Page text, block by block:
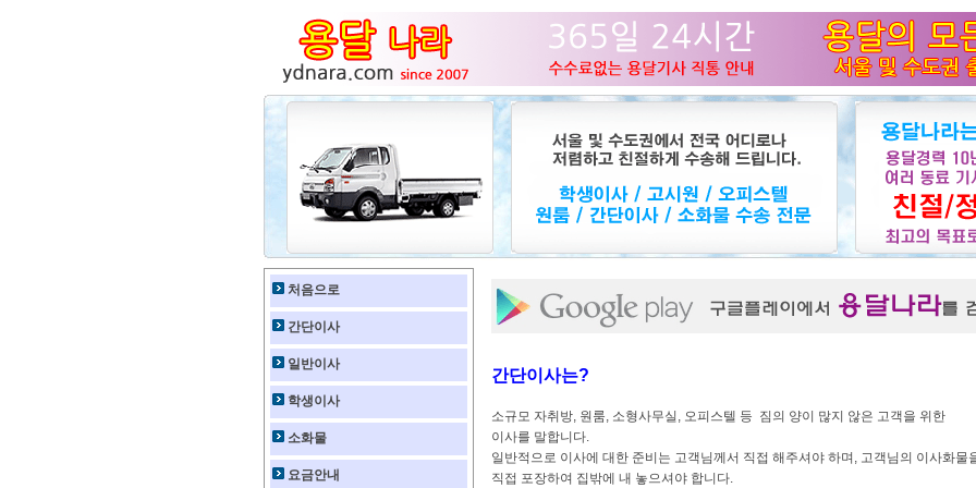
처음으로
간단이사
일반이사
학생이사
소화물
요금안내
간단이사는?
소규모 자취방, 원룸, 소형사무실, 오피스텔 등 짐의 양이 많지 않은 고객을 위한
이사를 말합니다.
일반적으로 이사에 대한 준비는 고객님께서 직접 해주셔야 하며, 고객님의 이사화물
직접 포장하여 집밖에 내 놓으셔야 합니다.